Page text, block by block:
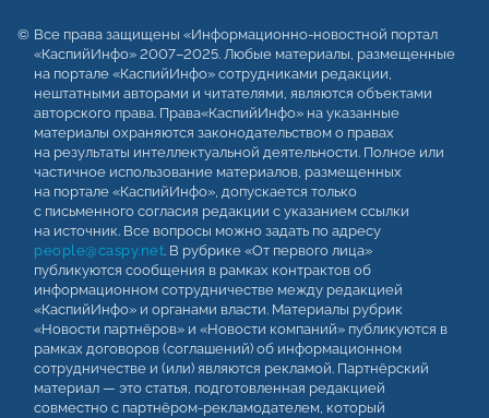
Все права защищены «Информационно-новостной портал
«КаспийИнфо» 2007–2025. Любые материалы, размещенные
на портале «КаспийИнфо» сотрудниками редакции,
нештатными авторами и читателями, являются объектами
авторского права. Права«КаспийИнфо» на указанные
материалы охраняются законодательством о правах
на результаты интеллектуальной деятельности. Полное или
частичное использование материалов, размещенных
на портале «КаспийИнфо», допускается только
с письменного согласия редакции с указанием ссылки
на источник. Все вопросы можно задать по адресу
people@caspy.net. В рубрике «От первого лица»
публикуются сообщения в рамках контрактов об
информационном сотрудничестве между редакцией
«КаспийИнфо» и органами власти. Материалы рубрик
«Новости партнёров» и «Новости компаний» публикуются в
рамках договоров (соглашений) об информационном
сотрудничестве и (или) являются рекламой. Партнёрский
материал — это статья, подготовленная редакцией
совместно с партнёром-рекламодателем, который